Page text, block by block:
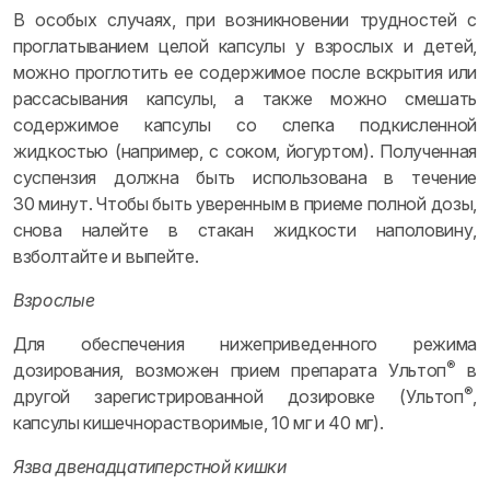
В особых случаях, при возникновении трудностей с
проглатыванием целой капсулы у взрослых и детей,
можно проглотить ее содержимое после вскрытия или
рассасывания капсулы, а также можно смешать
содержимое капсулы со слегка подкисленной
жидкостью (например, с соком, йогуртом). Полученная
суспензия должна быть использована в течение
30 минут. Чтобы быть уверенным в приеме полной дозы,
снова налейте в стакан жидкости наполовину,
взболтайте и выпейте.
Взрослые
Для обеспечения нижеприведенного режима
дозирования, возможен прием препарата Ультоп®
в
другой зарегистрированной дозировке (Ультоп®,
капсулы кишечнорастворимые, 10 мг и 40 мг).
Язва двенадцатиперстной кишки